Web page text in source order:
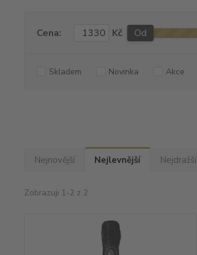
Cena: Kč Od
Skladem Novinka Akce
Nejnovější Nejlevnější Nejdražší
Zobrazuji 1-2 z 2